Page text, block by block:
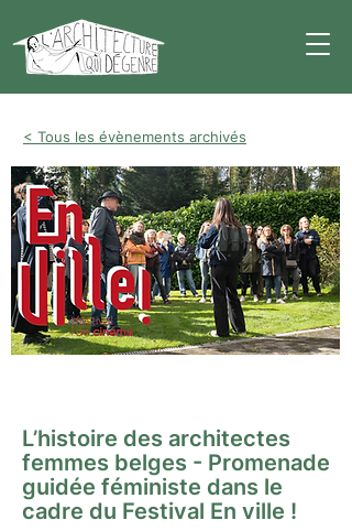
< Tous les évènements archivés
L’histoire des architectes
femmes belges - Promenade
guidée féministe dans le
cadre du Festival En ville !